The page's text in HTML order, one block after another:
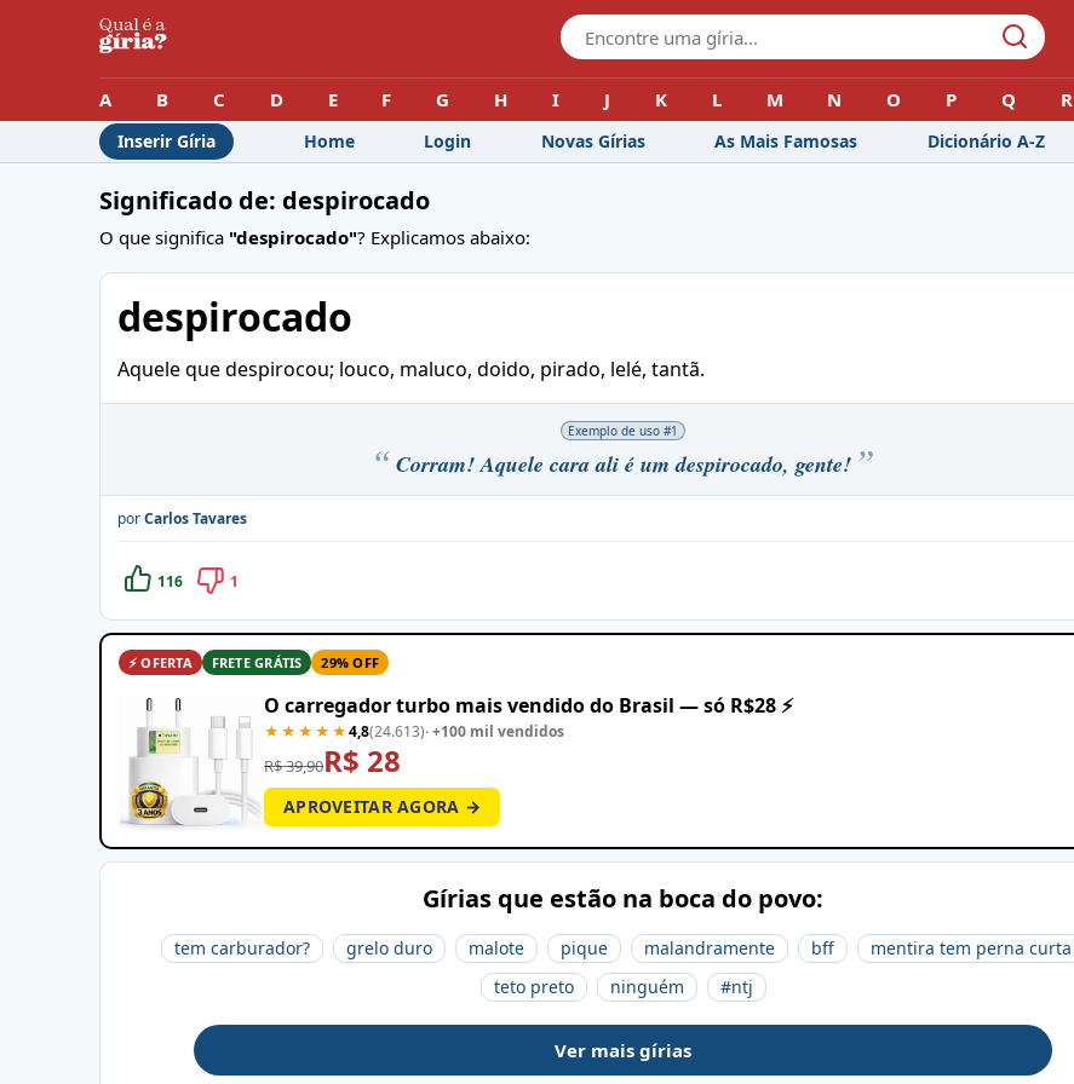
A B C D E F G H I J K L M N O P Q R
Inserir Gíria Home Login Novas Gírias As Mais Famosas Dicionário A-Z
Significado de: despirocado
O que significa "despirocado"? Explicamos abaixo:
despirocado
Aquele que despirocou; louco, maluco, doido, pirado, lelé, tantã.
Exemplo de uso #1
Corram! Aquele cara ali é um despirocado, gente!
porCarlos Tavares
116 1
⚡ OFERTA FRETE GRÁTIS 29% OFF
O carregador turbo mais vendido do Brasil — só R$28 ⚡
★★★★★4,8(24.613)· +100 mil vendidos
R$ 39,90R$ 28
APROVEITAR AGORA →
Gírias que estão na boca do povo:
tem carburador? grelo duro malote pique malandramente bff
mentira tem perna curta
teto preto
ninguém #ntj
Ver mais gírias